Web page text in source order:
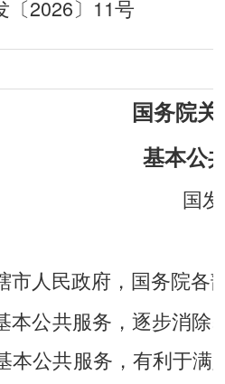
〔2026〕11号
国务院
基本公
国
市人民政府，国务院各
本公共服务，逐步消除
本公共服务，有利于